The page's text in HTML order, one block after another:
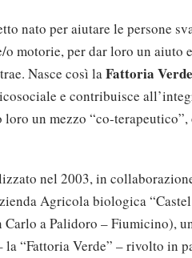
nato per aiutare le persone
motorie, per dar loro un aiuto
Nasce così laFattoria Verde
e contribuisce
un mezzo “co-terapeutico”,
nel 2003, in
Agricola biologica
a Palidoro – Fiumicino),
“Fattoria Verde” – rivolto in